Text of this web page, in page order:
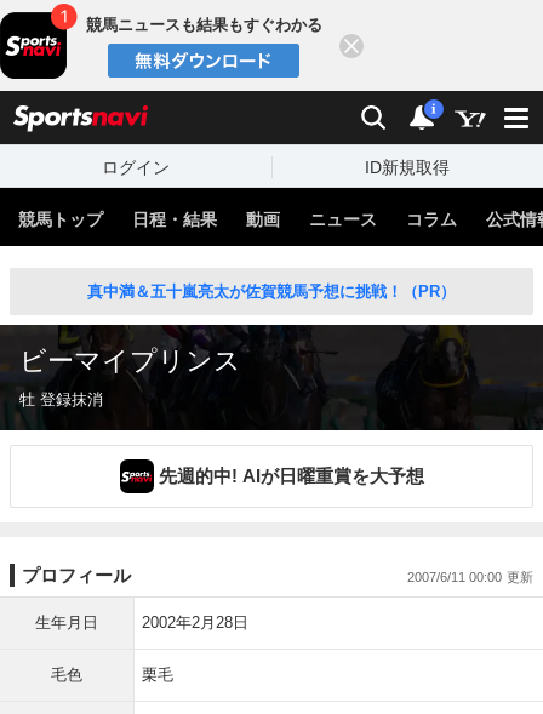
競馬ニュースも結果もすぐわかる
検索 通知
i
ログイン ID新規取得
競馬トップ 日程・結果 動画 ニュース コラム 公式情
真中満＆五十嵐亮太が佐賀競馬予想に挑戦！（PR）
ビーマイプリンス
牡 登録抹消
先週的中! AIが日曜重賞を大予想
プロフィール 2007/6/11 00:00
生年月日 2002年2月28日
毛色 栗毛